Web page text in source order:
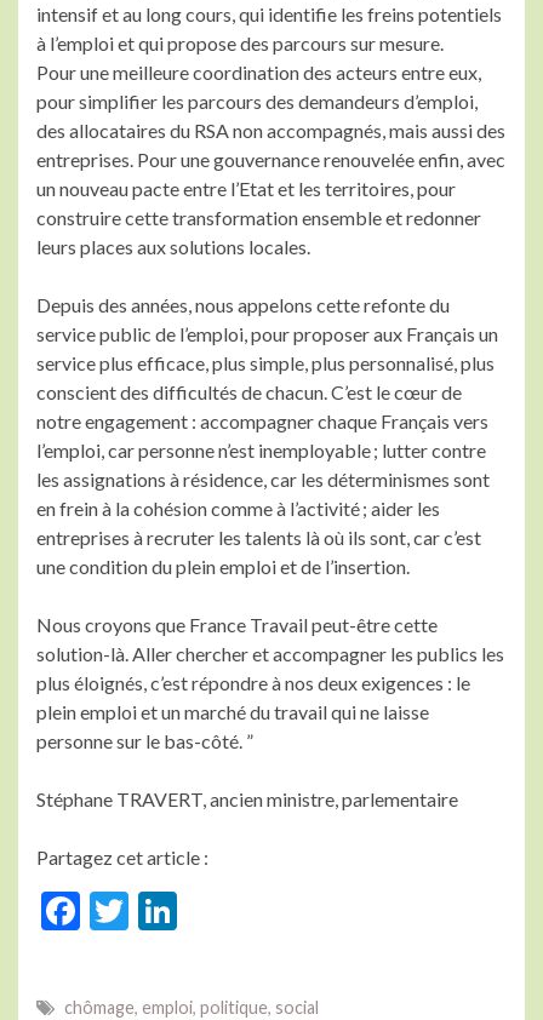
intensif et au long cours, qui identifie les freins potentiels
à l’emploi et qui propose des parcours sur mesure.
Pour une meilleure coordination des acteurs entre eux,
pour simplifier les parcours des demandeurs d’emploi,
des allocataires du RSA non accompagnés, mais aussi des
entreprises. Pour une gouvernance renouvelée enfin, avec
un nouveau pacte entre l’Etat et les territoires, pour
construire cette transformation ensemble et redonner
leurs places aux solutions locales.
Depuis des années, nous appelons cette refonte du
service public de l’emploi, pour proposer aux Français un
service plus efficace, plus simple, plus personnalisé, plus
conscient des difficultés de chacun. C’est le cœur de
notre engagement : accompagner chaque Français vers
l’emploi, car personne n’est inemployable ; lutter contre
les assignations à résidence, car les déterminismes sont
en frein à la cohésion comme à l’activité ; aider les
entreprises à recruter les talents là où ils sont, car c’est
une condition du plein emploi et de l’insertion.
Nous croyons que France Travail peut-être cette
solution-là. Aller chercher et accompagner les publics les
plus éloignés, c’est répondre à nos deux exigences : le
plein emploi et un marché du travail qui ne laisse
personne sur le bas-côté. ”
Stéphane TRAVERT, ancien ministre, parlementaire
Partagez cet article :
F
e
T
ke
chômage, emploi, politique, social